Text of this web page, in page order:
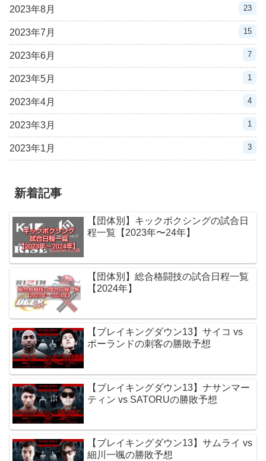
2023年8月 23
2023年7月 15
2023年6月 7
2023年5月 1
2023年4月 4
2023年3月 1
2023年1月 3
新着記事
【団体別】キックボクシングの試合日
程一覧【2023年〜24年】
【団体別】総合格闘技の試合日程一覧
【2024年】
【ブレイキングダウン13】サイコ vs
ポーランドの刺客の勝敗予想
【ブレイキングダウン13】ナサンマー
ティン vs SATORUの勝敗予想
【ブレイキングダウン13】サムライ vs
細川一颯の勝敗予想